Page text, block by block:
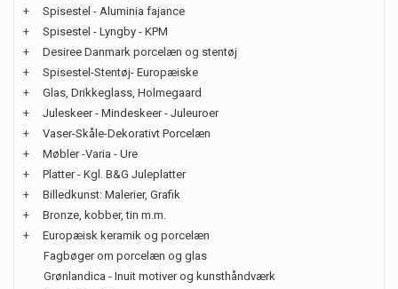
+
Spisestel - Aluminia fajance
+
Spisestel - Lyngby - KPM
+
Desiree Danmark porcelæn og stentøj
+
Spisestel-Stentøj- Europæiske
+
Glas, Drikkeglass, Holmegaard
+
Juleskeer - Mindeskeer - Juleuroer
+
Vaser-Skåle-Dekorativt Porcelæn
+
Møbler -Varia - Ure
+
Platter - Kgl. B&G Juleplatter
+
Billedkunst: Malerier, Grafik
+
Bronze, kobber, tin m.m.
+
Europæisk keramik og porcelæn
Fagbøger om porcelæn og glas
Grønlandica - Inuit motiver og kunsthåndværk